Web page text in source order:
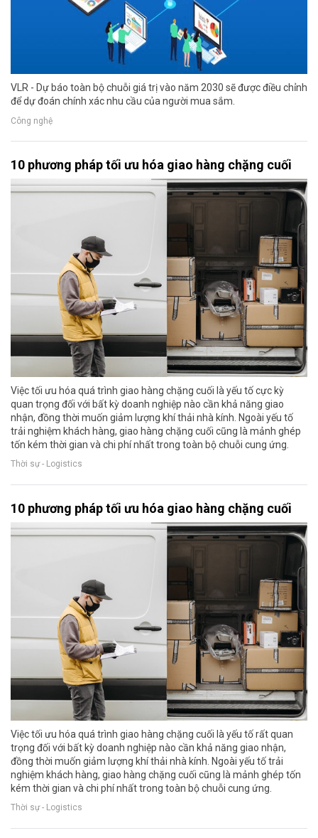
VLR - Dự báo toàn bộ chuỗi giá trị vào năm 2030 sẽ được điều chỉnh
để dự đoán chính xác nhu cầu của người mua sắm.
Công nghệ
10 phương pháp tối ưu hóa giao hàng chặng cuối
Việc tối ưu hóa quá trình giao hàng chặng cuối là yếu tố cực kỳ
quan trọng đối với bất kỳ doanh nghiệp nào cần khả năng giao
nhận, đồng thời muốn giảm lượng khí thải nhà kính. Ngoài yếu tố
trải nghiệm khách hàng, giao hàng chặng cuối cũng là mảnh ghép
tốn kém thời gian và chi phí nhất trong toàn bộ chuỗi cung ứng.
Thời sự - Logistics
10 phương pháp tối ưu hóa giao hàng chặng cuối
Việc tối ưu hóa quá trình giao hàng chặng cuối là yếu tố rất quan
trọng đối với bất kỳ doanh nghiệp nào cần khả năng giao nhận,
đồng thời muốn giảm lượng khí thải nhà kính. Ngoài yếu tố trải
nghiệm khách hàng, giao hàng chặng cuối cũng là mảnh ghép tốn
kém thời gian và chi phí nhất trong toàn bộ chuỗi cung ứng.
Thời sự - Logistics